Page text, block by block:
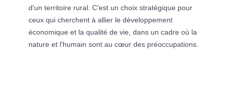
d'un territoire rural. C'est un choix stratégique pour
ceux qui cherchent à allier le développement
économique et la qualité de vie, dans un cadre où la
nature et l'humain sont au cœur des préoccupations.